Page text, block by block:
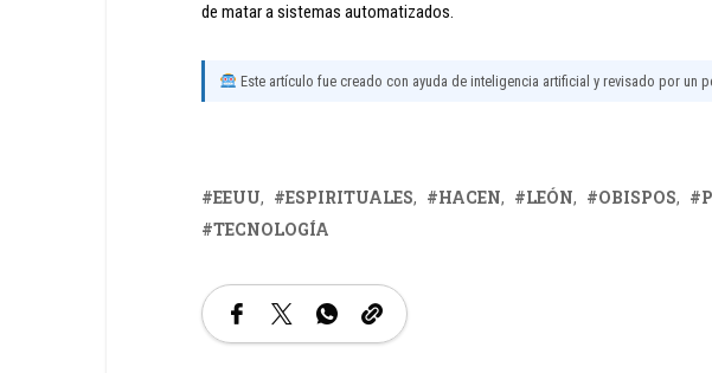
de matar a sistemas automatizados.
Este artículo fue creado con ayuda de inteligencia artificial y revisado por un
EEUU ESPIRITUALES HACEN LEÓN OBISPOS
TECNOLOGÍA